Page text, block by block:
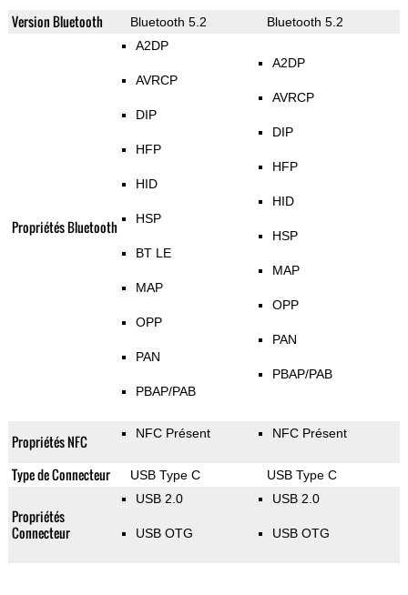
Version Bluetooth Bluetooth 5.2 Bluetooth 5.2
Propriétés Bluetooth
A2DP
AVRCP
DIP
HFP
HID
HSP
BT LE
MAP
OPP
PAN
PBAP/PAB
A2DP
AVRCP
DIP
HFP
HID
HSP
MAP
OPP
PAN
PBAP/PAB
Propriétés NFC NFC Présent NFC Présent
Type de Connecteur USB Type C USB Type C
Propriétés
Connecteur
USB 2.0
USB OTG
USB 2.0
USB OTG